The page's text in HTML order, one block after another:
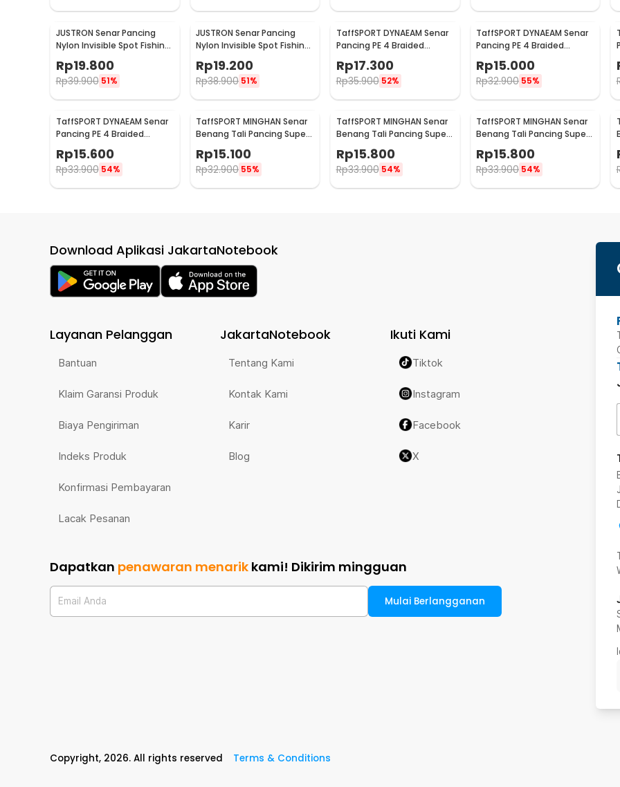
JUSTRON Senar Pancing
Nylon Invisible Spot Fishing
Line 500M 4.0 - MR-500M
Rp19.800
Rp39.900 51%
JUSTRON Senar Pancing
Nylon Invisible Spot Fishing
Rp19.200
Rp38.900 51%
TaffSPORT DYNAEAM Senar
Pancing PE 4 Braided
Strand Fishing Line 100M 0.2
- FM10
Rp17.300
Rp35.900 52%
TaffSPORT DYNAEAM Senar
Pancing PE 4 Braided
- FM10
Rp15.000
Rp32.900 55%
TaffSPORT DYNAEAM Senar
Pancing PE 4 Braided
Strand Fishing Line 100M 1.0
- FM10
Rp15.600
Rp33.900 54%
TaffSPORT MINGHAN Senar
Benang Tali Pancing Super
X4
Rp15.100
Rp32.900 55%
TaffSPORT MINGHAN Senar
Benang Tali Pancing Super
PE Braided Line 100M 0.8 -
X4
Rp15.800
Rp33.900 54%
TaffSPORT MINGHAN Senar
Benang Tali Pancing Super
PE Braided Line 100M 1.0 -
X4
Rp15.800
Rp33.900 54%
Download Aplikasi JakartaNotebook
Layanan Pelanggan
Bantuan
Klaim Garansi Produk
Biaya Pengiriman
Indeks Produk
Konfirmasi Pembayaran
Lacak Pesanan
JakartaNotebook
Tentang Kami
Kontak Kami
Karir
Blog
Ikuti Kami
Tiktok
Instagram
Facebook
X
Dapatkan penawaran menarik kami! Dikirim mingguan
Email Anda Mulai Berlangganan
Copyright, 2026. All rights reserved Terms & Conditions